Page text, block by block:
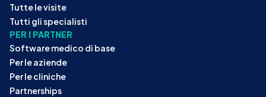
Tutte le visite
Tutti gli specialisti
PER I PARTNER
Software medico di base
Per le aziende
Per le cliniche
Partnerships